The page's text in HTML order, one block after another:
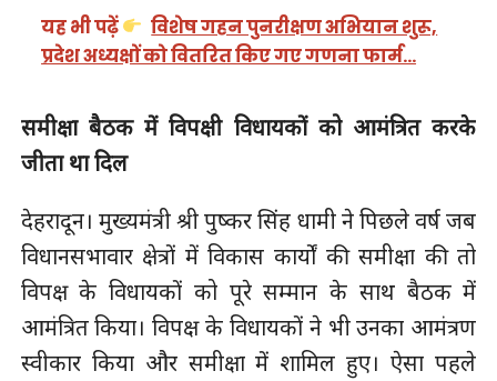
यह भी पढ़ें
विशेष गहन पुनरीक्षण अभियान शुरू,
प्रदेश अध्यक्षों को वितरित किए गए गणना फार्म…
समीक्षा बैठक में विपक्षी विधायकों को आमंत्रित करके
जीता था दिल
देहरादून। मुख्यमंत्री श्री पुष्कर सिंह धामी ने पिछले वर्ष जब
विधानसभावार क्षेत्रों में विकास कार्यों की समीक्षा की तो
विपक्ष के विधायकों को पूरे सम्मान के साथ बैठक में
आमंत्रित किया। विपक्ष के विधायकों ने भी उनका आमंत्रण
स्वीकार किया और समीक्षा में शामिल हुए। ऐसा पहले